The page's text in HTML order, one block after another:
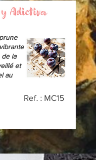
Ref. : MC15
la
et
au